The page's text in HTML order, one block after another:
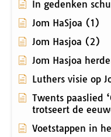
In gedenken
Jom HaSjoa (1)
Jom Hasjoa (2)
Jom Hasjoa
Luthers visie op
Twents paaslied
trotseert de
Voetstappen in